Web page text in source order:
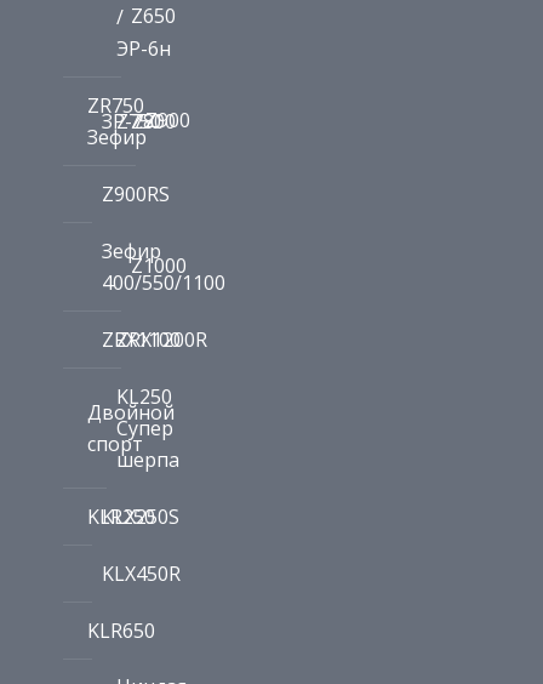
/
ЭР-6н
Z650
ZR750
Зефир
ЗР-7
Z750
Z800
Z900
Z900RS
Зефир
400/550/1100
Z1000
ZRX1100
ZRX1200R
Двойной
спорт
KL250
Супер
шерпа
KLR250
KLX250S
KLX450R
KLR650